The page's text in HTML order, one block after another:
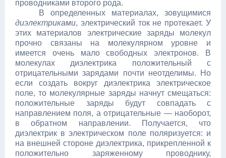
проводниками второго рода.
В определенных материалах, зовущимися
диэлектриками, электрический ток не протекает. У
этих материалов электрические заряды молекул
прочно связаны на молекулярном уровне и
имеется очень мало свободных электронов. В
молекулах диэлектрика положительный с
отрицательными зарядами почти неотделимы. Но
если создать вокруг диэлектрика электрическое
поле, то молекулярные заряды начнут смещаться:
положительные заряды будут совпадать с
направлением поля, а отрицательные — наоборот,
в обратном направлении. Получается, что
диэлектрик в электрическом поле поляризуется: и
на внешней стороне диэлектрика, прикрепленной к
положительно заряженному проводнику,